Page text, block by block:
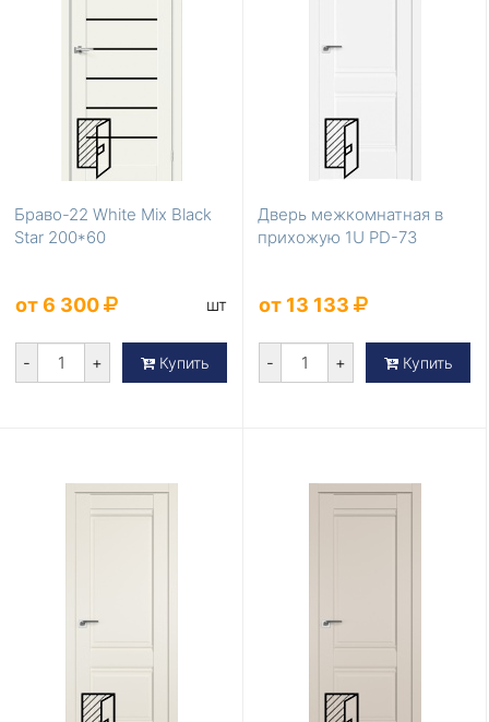
Браво-22 White Mix Black
Star 200*60
от 6 300 шт
- + Купить
Дверь межкомнатная в
прихожую 1U PD-73
от 13 133
- + Купить